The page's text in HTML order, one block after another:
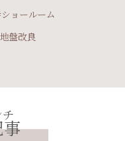
ショールーム
地盤改良